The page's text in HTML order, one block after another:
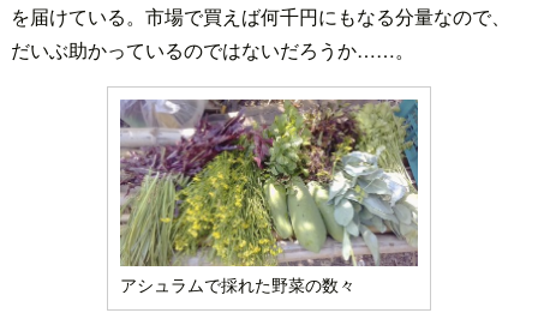
を届けている。市場で買えば何千円にもなる分量なので、
だいぶ助かっているのではないだろうか……。
アシュラムで採れた野菜の数々